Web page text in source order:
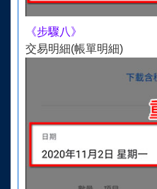
《步驟八》
交易明細(帳單明細)